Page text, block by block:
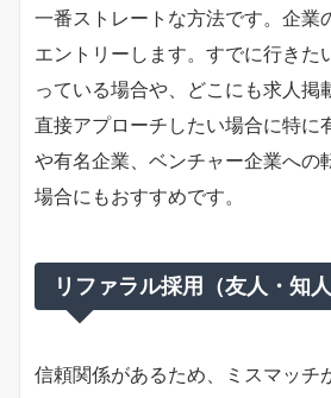
一番ストレートな方法です。企業
エントリーします。すでに行きた
っている場合や、どこにも求人掲
直接アプローチしたい場合に特に
や有名企業、ベンチャー企業への
場合にもおすすめです。
リファラル採用（友人・知人
信頼関係があるため、ミスマッチ